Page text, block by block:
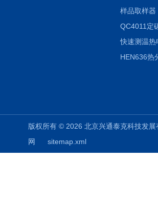
样品取样器
QC4011定
快速测温热
HEN636热
版权所有 © 2026 北京兴通泰克科技
网
sitemap.xml